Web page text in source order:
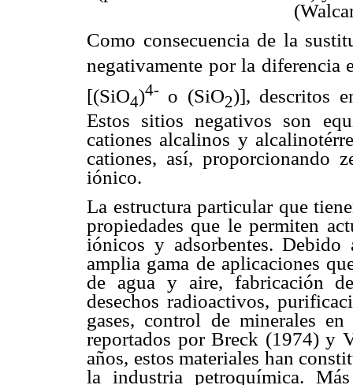
Como consecuencia de la
negativamente por la diferencia
[(SiO4)4- o (SiO2)], descritos
Estos sitios negativos son
cationes alcalinos y
cationes, así, proporcionando
iónico.
La estructura particular que
propiedades que le permiten
iónicos y adsorbentes.
amplia gama de aplicaciones
de agua y aire, fabricación
desechos radioactivos,
gases, control de minerales
reportados por Breck (1974) y
años, estos materiales han
la industria petroquímica.